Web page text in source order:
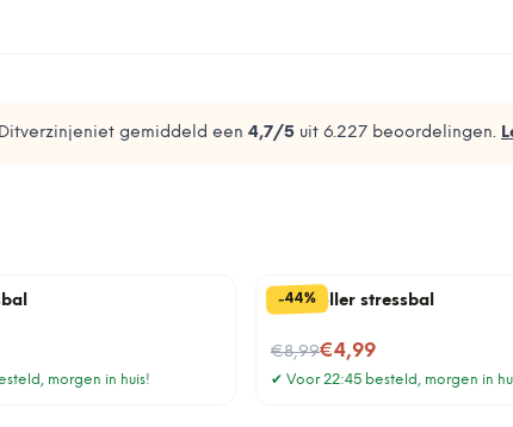
gemiddeld een 4,7/5 uit 6.227 beoordelingen.
morgen in huis!
-44%
Controller stressbal
€8,99
Nu voor€4,99
✔ Voor 22:45 besteld, morgen in